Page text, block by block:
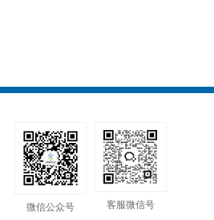
微信公众号
客服微信号